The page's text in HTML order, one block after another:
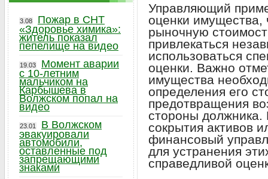
Управляющий
оценки имущества,
рыночную
привлекаться
использоваться
оценки. Важно
имущества
определения его
предотвращения
стороны должника.
сокрытия активов
финансовый
для устранения
справедливой
3.08
Пожар в СНТ
«Здоровье химика»:
житель показал
пепелище на видео
19.03
Момент аварии
с 10-летним
мальчиком на
Карбышева в
Волжском попал на
видео
23.01
В Волжском
эвакуировали
автомобили,
оставленные под
запрещающими
знаками